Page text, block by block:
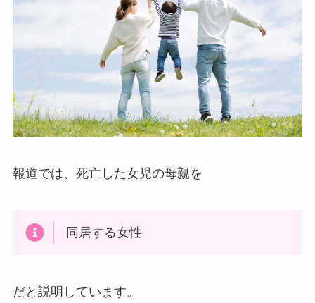
報道では、死亡した女児の母親を
同居する女性
だと説明しています。